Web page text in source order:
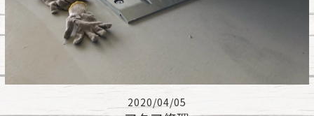
2020/04/05